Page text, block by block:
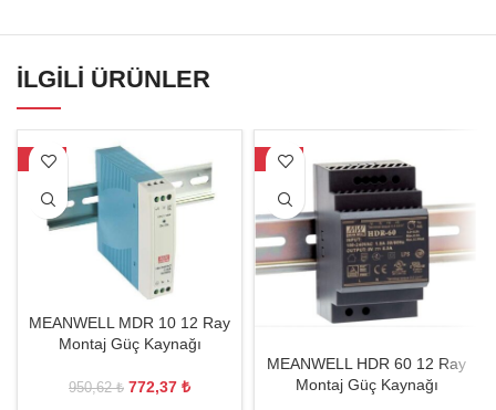
İLGILI ÜRÜNLER
-19%
MEANWELL MDR 10 12 Ray
Montaj Güç Kaynağı
950,62₺ 772,37 ₺
-17%
MEANWELL HDR 60 12 Ray
Montaj Güç Kaynağı